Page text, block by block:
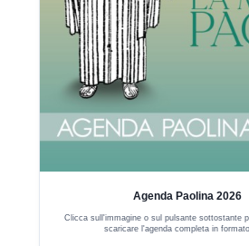
Agenda Paolina 2026
Clicca sull'immagine o sul pulsante sottostante
scaricare l'agenda completa in